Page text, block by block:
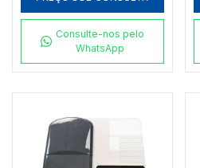
Consulte-nos pelo
WhatsApp